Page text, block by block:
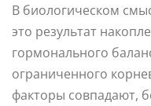
В биологическом
это результат
гормонального
ограниченного
факторы совпадают,